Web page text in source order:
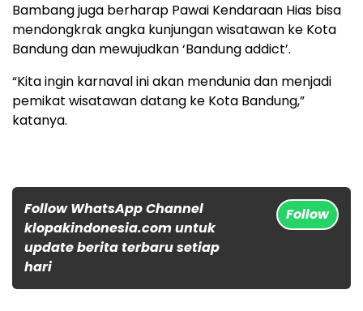
Bambang juga berharap Pawai Kendaraan Hias bisa
mendongkrak angka kunjungan wisatawan ke Kota
Bandung dan mewujudkan ‘Bandung addict’.
“Kita ingin karnaval ini akan mendunia dan menjadi
pemikat wisatawan datang ke Kota Bandung,”
katanya.
Follow WhatsApp Channel
klopakindonesia.com untuk
update berita terbaru setiap
hari
Follow